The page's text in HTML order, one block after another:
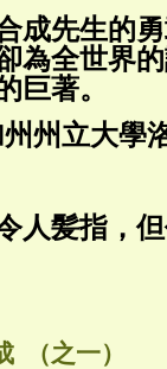
成先生的
為全世界
巨著。
州立大學
人髪指，
（之一）